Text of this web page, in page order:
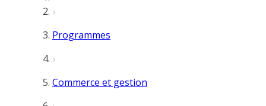
Programmes
Commerce et gestion